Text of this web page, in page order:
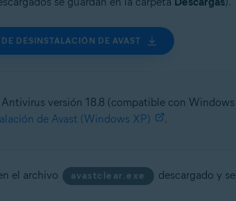
DESINSTALACIÓN DE AVAST
Antivirus versión 18.8 (compatible con
de Avast (Windows XP)
.
el archivo avastclear.exe descargado y